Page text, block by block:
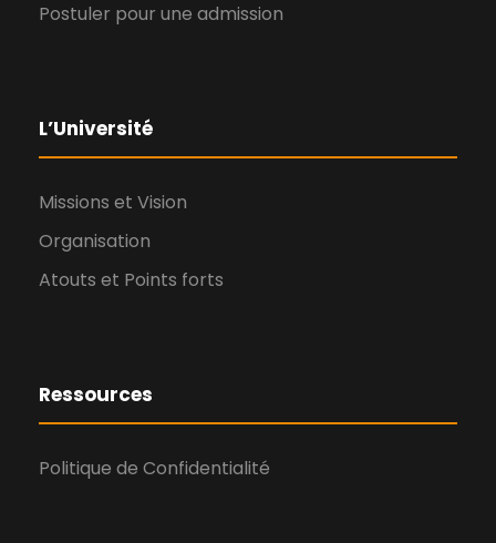
Postuler pour une admission
L’Université
Missions et Vision
Organisation
Atouts et Points forts
Ressources
Politique de Confidentialité